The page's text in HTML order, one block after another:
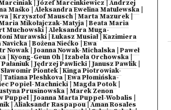
|Józef Marcinkiewicz|Andrzej
Maśko| Aleksandra Ewelina Matulewska
|Krzysztof Mausch|Marta Mazurek|
Mikołajczak-Matyja|Beata Maria
Muchowski|Aleksandra Muga-
Murawski |Łukasz Musiał|Kazimiera
Navicka|Bożena Niećko|Ewa
Nowak |Joanna Nowak-Michalska Paweł
|Kyong-Geun Oh|Izabela Orchowska|
|Jędrzej Pawlicki|Janusz Pawlik
Sławomir Piontek|Kinga Piotrowiak-
|Tatiana Pleshkova|Ewa Płomińska-
Popiel-Machnicki|Magda Potok|
Prusinowska|Marek Zenon
Puppel|Joanna Marta Puppel-Wobalis
|Aliaksandr Raspapou|Aman Rosales